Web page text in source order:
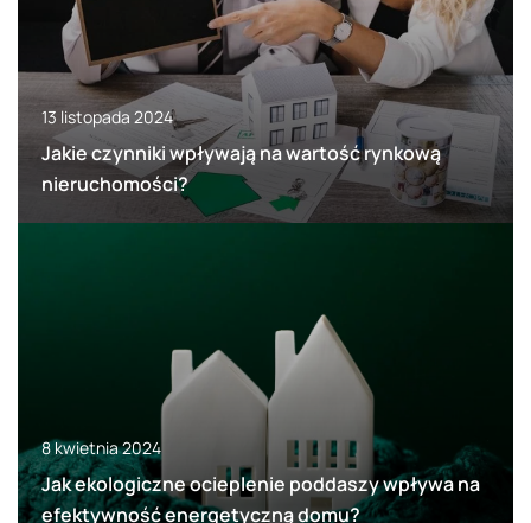
13 listopada 2024
Jakie czynniki wpływają na wartość rynkową
nieruchomości?
8 kwietnia 2024
Jak ekologiczne ocieplenie poddaszy wpływa na
efektywność energetyczną domu?